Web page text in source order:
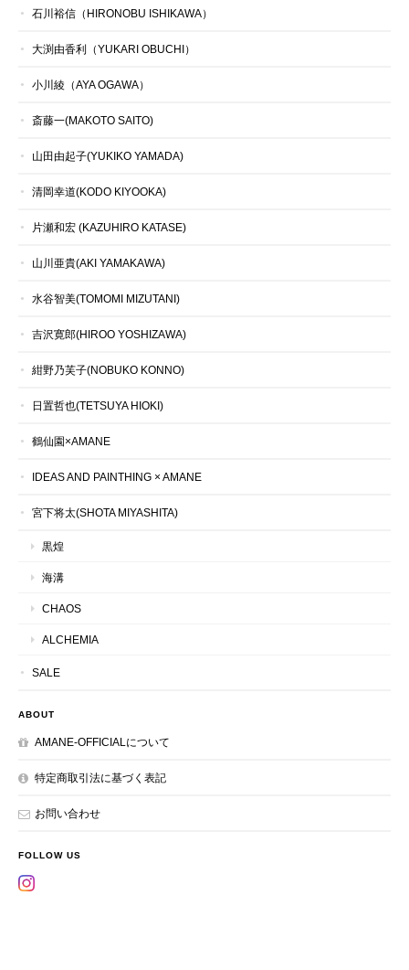
石川裕信（HIRONOBU ISHIKAWA）
大渕由香利（YUKARI OBUCHI）
小川綾（AYA OGAWA）
斎藤一(MAKOTO SAITO)
山田由起子(YUKIKO YAMADA)
清岡幸道(KODO KIYOOKA)
片瀬和宏 (KAZUHIRO KATASE)
山川亜貴(AKI YAMAKAWA)
水谷智美(TOMOMI MIZUTANI)
吉沢寛郎(HIROO YOSHIZAWA)
紺野乃芙子(NOBUKO KONNO)
日置哲也(TETSUYA HIOKI)
鶴仙園×AMANE
IDEAS AND PAINTHING × AMANE
宮下将太(SHOTA MIYASHITA)
黒煌
海溝
CHAOS
ALCHEMIA
SALE
ABOUT
AMANE-OFFICIALについて
特定商取引法に基づく表記
お問い合わせ
FOLLOW US